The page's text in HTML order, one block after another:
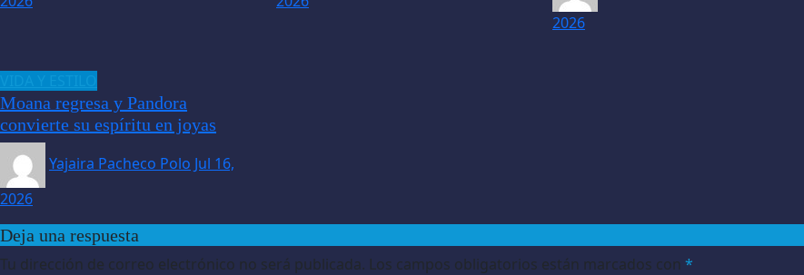
2026
Moana regresa y Pandora
convierte su espíritu en joyas
Yajaira Pacheco Polo Jul 16,
2026
Deja una respuesta
Tu dirección de correo electrónico no será publicada. Los campos obligatorios están marcados con *